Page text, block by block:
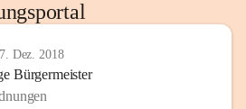
Dez. 2018
Bürgermeister